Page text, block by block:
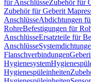
für AnschlüsseZubehör für
Zubehör für Geberit
AnschlüsseAbdichtungen
RohreBefestigungen für
AnschlüsseErsatzteile für
Anschlüsse
Flanschverbindungen
Hygienesystem
Hygienespüleinheiten